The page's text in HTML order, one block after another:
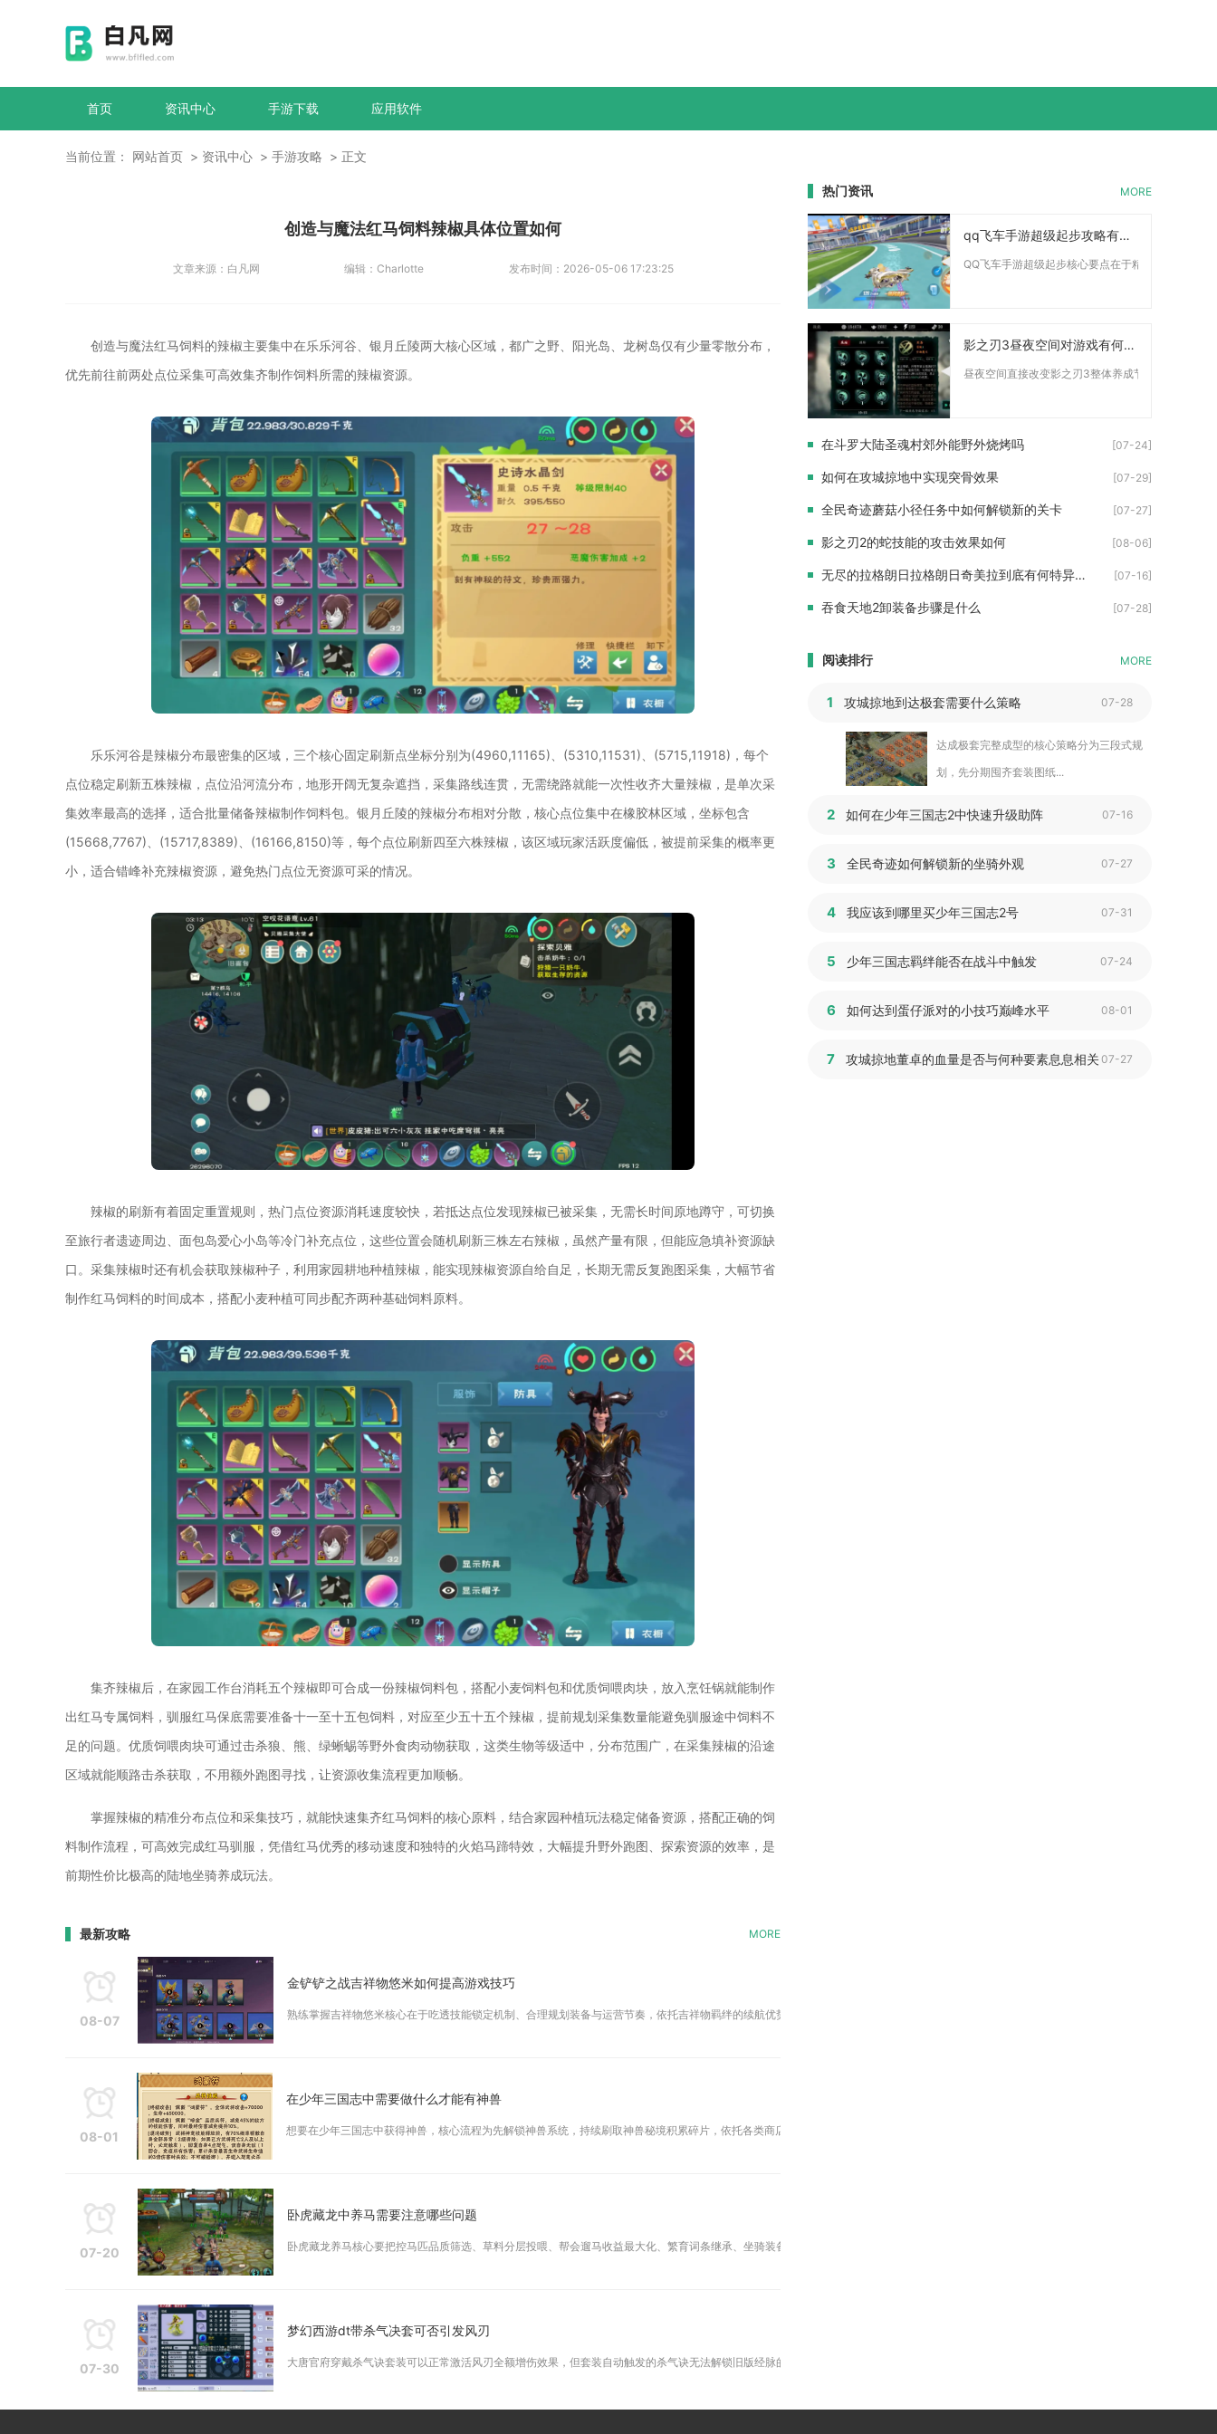
首页 资讯中心 手游下载 应用软件
当前位置： 网站首页 资讯中心 手游攻略 正文
创造与魔法红马饲料辣椒具体位置如何
文章来源： 白凡网 编辑： Charlotte 发布时间： 2026-05-06 17:23:25
创造与魔法红马饲料的辣椒主要集中在乐乐河谷、银月丘陵两大核心区域，都广之野、阳光岛、龙树岛仅有少量零散分布，
优先前往前两处点位采集可高效集齐制作饲料所需的辣椒资源。
乐乐河谷是辣椒分布最密集的区域，三个核心固定刷新点坐标分别为(4960,11165)、(5310,11531)、(5715,11918)，每个
点位稳定刷新五株辣椒，点位沿河流分布，地形开阔无复杂遮挡，采集路线连贯，无需绕路就能一次性收齐大量辣椒，是单次采
集效率最高的选择，适合批量储备辣椒制作饲料包。银月丘陵的辣椒分布相对分散，核心点位集中在橡胶林区域，坐标包含
(15668,7767)、(15717,8389)、(16166,8150)等，每个点位刷新四至六株辣椒，该区域玩家活跃度偏低，被提前采集的概率更
小，适合错峰补充辣椒资源，避免热门点位无资源可采的情况。
辣椒的刷新有着固定重置规则，热门点位资源消耗速度较快，若抵达点位发现辣椒已被采集，无需长时间原地蹲守，可切换
至旅行者遗迹周边、面包岛爱心小岛等冷门补充点位，这些位置会随机刷新三株左右辣椒，虽然产量有限，但能应急填补资源缺
口。采集辣椒时还有机会获取辣椒种子，利用家园耕地种植辣椒，能实现辣椒资源自给自足，长期无需反复跑图采集，大幅节省
制作红马饲料的时间成本，搭配小麦种植可同步配齐两种基础饲料原料。
集齐辣椒后，在家园工作台消耗五个辣椒即可合成一份辣椒饲料包，搭配小麦饲料包和优质饲喂肉块，放入烹饪锅就能制作
出红马专属饲料，驯服红马保底需要准备十一至十五包饲料，对应至少五十五个辣椒，提前规划采集数量能避免驯服途中饲料不
足的问题。优质饲喂肉块可通过击杀狼、熊、绿蜥蜴等野外食肉动物获取，这类生物等级适中，分布范围广，在采集辣椒的沿途
区域就能顺路击杀获取，不用额外跑图寻找，让资源收集流程更加顺畅。
掌握辣椒的精准分布点位和采集技巧，就能快速集齐红马饲料的核心原料，结合家园种植玩法稳定储备资源，搭配正确的饲
料制作流程，可高效完成红马驯服，凭借红马优秀的移动速度和独特的火焰马蹄特效，大幅提升野外跑图、探索资源的效率，是
前期性价比极高的陆地坐骑养成玩法。
最新攻略 MORE
08-07
金铲铲之战吉祥物悠米如何提高游戏技巧
熟练掌握吉祥物悠米核心在于吃透技能锁定机制、合理规划装备与运营节奏，依托吉祥物羁绊的续航优势持续定点斩杀敌方后排，想要稳...
08-01
在少年三国志中需要做什么才能有神兽
想要在少年三国志中获得神兽，核心流程为先解锁神兽系统，持续刷取神兽秘境积累碎片，依托各类商店与限时活动补齐碎片，集齐对应...
07-20
卧虎藏龙中养马需要注意哪些问题
卧虎藏龙养马核心要把控马匹品质筛选、草料分层投喂、帮会遛马收益最大化、繁育词条继承、坐骑装备均衡养成五大维度，任意环节资...
07-30
梦幻西游dt带杀气决套可否引发风刃
大唐官府穿戴杀气诀套装可以正常激活风刃全额增伤效果，但套装自动触发的杀气诀无法解锁旧版经脉的风魂增伤，仅能稳定提升风刃基...
热门资讯 MORE
qq飞车手游超级起步攻略有什么要点
QQ飞车手游超级起步核心要点在于精准把控倒计时
影之刃3昼夜空间对游戏有何影响
昼夜空间直接改变影之刃3整体养成节奏、战斗操作
在斗罗大陆圣魂村郊外能野外烧烤吗 [07-24]
如何在攻城掠地中实现突骨效果 [07-29]
全民奇迹蘑菇小径任务中如何解锁新的关卡 [07-27]
影之刃2的蛇技能的攻击效果如何 [08-06]
无尽的拉格朗日拉格朗日奇美拉到底有何特异之处 [07-16]
吞食天地2卸装备步骤是什么 [07-28]
阅读排行 MORE
1 攻城掠地到达极套需要什么策略 07-28
达成极套完整成型的核心策略分为三段式规
划，先分期囤齐套装图纸...
2 如何在少年三国志2中快速升级助阵 07-16
3 全民奇迹如何解锁新的坐骑外观 07-27
4 我应该到哪里买少年三国志2号 07-31
5 少年三国志羁绊能否在战斗中触发 07-24
6 如何达到蛋仔派对的小技巧巅峰水平 08-01
7 攻城掠地董卓的血量是否与何种要素息息相关07-27